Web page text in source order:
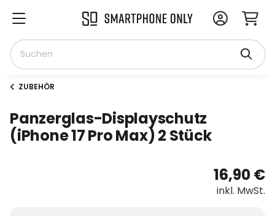
ZUBEHÖR
Panzerglas-Displayschutz
(iPhone 17 Pro Max) 2 Stück
16,90 €
inkl. MwSt.